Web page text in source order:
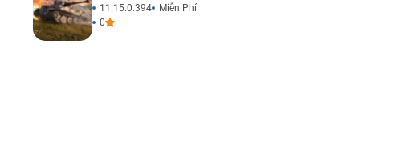
11.15.0.394
Miễn Phí
0